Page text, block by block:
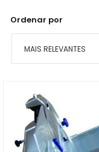
Ordenar por
MAIS RELEVANTES
A - Z